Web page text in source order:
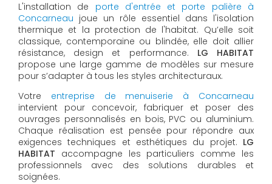
L'installation de porte d'entrée et porte palière à
Concarneau joue un rôle essentiel dans l'isolation
thermique et la protection de l'habitat. Qu’elle soit
classique, contemporaine ou blindée, elle doit allier
résistance, design et performance. LG HABITAT
propose une large gamme de modèles sur mesure
pour s’adapter à tous les styles architecturaux.
Votre entreprise de menuiserie à Concarneau
intervient pour concevoir, fabriquer et poser des
ouvrages personnalisés en bois, PVC ou aluminium.
Chaque réalisation est pensée pour répondre aux
exigences techniques et esthétiques du projet. LG
HABITAT accompagne les particuliers comme les
professionnels avec des solutions durables et
soignées.